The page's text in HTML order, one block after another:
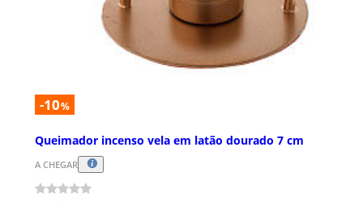
-10%
Queimador incenso vela em latão dourado 7 cm
A CHEGAR